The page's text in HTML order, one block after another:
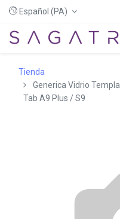
Español (PA)
Tienda
Generica Vidrio
Tab A9 Plus / S9